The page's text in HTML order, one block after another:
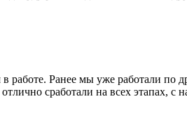
Ранее мы уже работали по
сработали на всех этапах, с